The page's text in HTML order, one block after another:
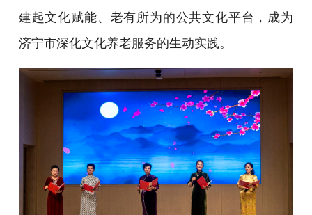
建起文化赋能、老有所为的公共文化平台，成为
济宁市深化文化养老服务的生动实践。